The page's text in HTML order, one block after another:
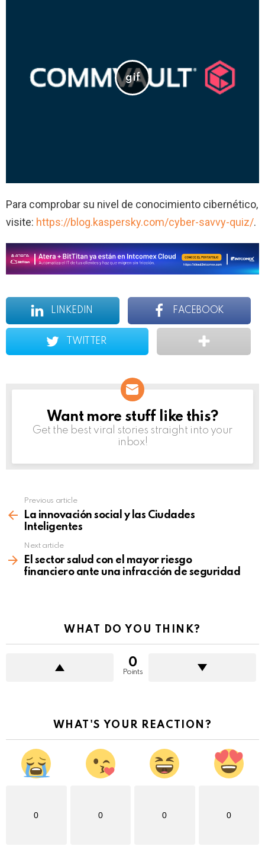
Para comprobar su nivel de conocimiento cibernético,
visite: https://blog.kaspersky.com/cyber-savvy-quiz/.
LINKEDIN FACEBOOK
TWITTER
NEWSLETTER
Want more stuff like this?
Get the best viral stories straight into your
inbox!
more
Previous article
La innovación social y las Ciudades
Inteligentes
Next article
El sector salud con el mayor riesgo
financiero ante una infracción de seguridad
WHAT DO YOU THINK?
0
Points
WHAT'S YOUR REACTION?
0 0 0 0